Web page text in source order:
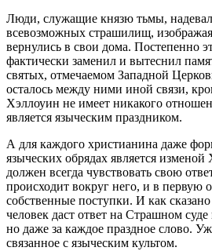
Люди, служащие князю тьмы,
всевозможных страшилищ,
вернулись в свои дома. Постепенно
фактически заменил и вытеснил
святых, отмечаемом Западной
осталось между ними иной связи,
Хэллоуин не имеет никакого
является языческим праздником.
А для каждого христианина даже
языческих обрядах является
должен всегда чувствовать свою
происходит вокруг него, и в первую
собственные поступки. И как
человек даст ответ на Страшном суде
но даже за каждое праздное слово.
связанное с языческим культом.